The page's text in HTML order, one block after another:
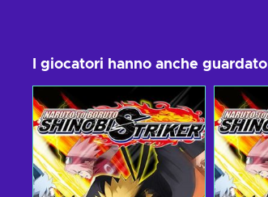
I giocatori hanno anche guardato